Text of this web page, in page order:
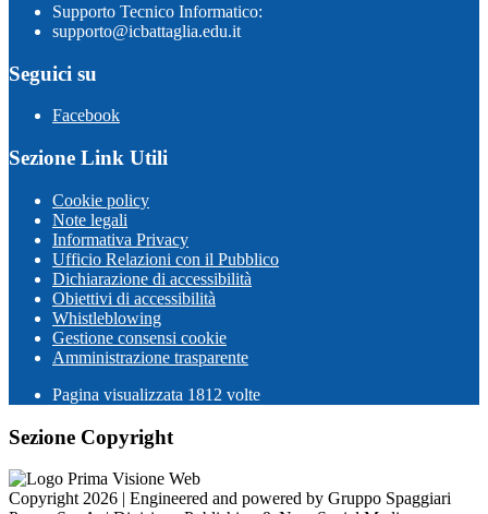
Supporto Tecnico Informatico:
supporto@icbattaglia.edu.it
Seguici su
Facebook
Sezione Link Utili
Cookie policy
Note legali
Informativa Privacy
Ufficio Relazioni con il Pubblico
Dichiarazione di accessibilità
Obiettivi di accessibilità
Whistleblowing
Gestione consensi cookie
Amministrazione trasparente
Pagina visualizzata 1812 volte
Sezione Copyright
Copyright 2026 | Engineered and powered by Gruppo Spaggiari